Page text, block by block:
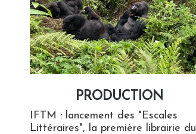
PRODUCTION
IFTM : lancement des "Escales
Littéraires", la première librairie du